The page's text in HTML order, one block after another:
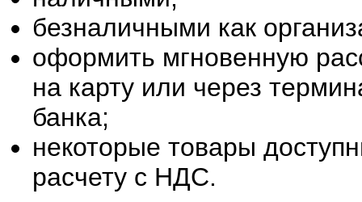
безналичными как
оформить мгновенную
на карту или через
банка;
некоторые товары
расчету с НДС.